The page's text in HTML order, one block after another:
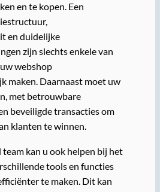
en te kopen. Een
en duidelijke
zijn slechts enkele van
webshop
maken. Daarnaast moet uw
met betrouwbare
beveiligde transacties om
klanten te winnen.
team kan u ook helpen bij het
tools en functies
te maken. Dit kan